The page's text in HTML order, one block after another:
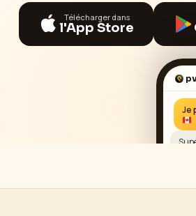
Télécharger dans
l'App Store
Je